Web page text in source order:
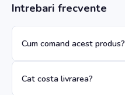
Intrebari frecvente
Cum comand acest produs?
Cat costa livrarea?